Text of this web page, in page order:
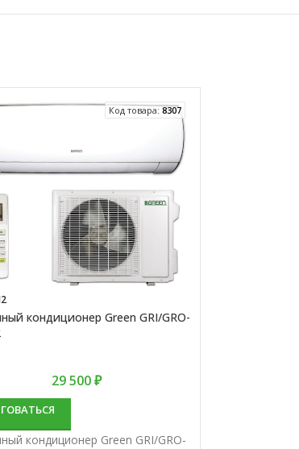
Код товара:8307
кондиционер Green GRI/GRO-
29 500₽
кондиционер Green GRI/GRO-